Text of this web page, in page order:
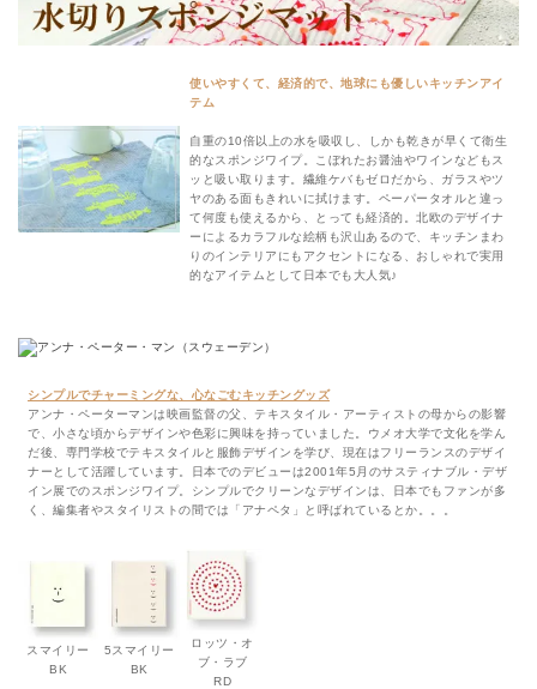
使いやすくて、経済的で、地球にも優しいキッチンアイ
テム
自重の10倍以上の水を吸収し、しかも乾きが早くて衛生
的なスポンジワイプ。こぼれたお醤油やワインなどもス
ッと吸い取ります。繊維ケバもゼロだから、ガラスやツ
ヤのある面もきれいに拭けます。ペーパータオルと違っ
て何度も使えるから、とっても経済的。北欧のデザイナ
ーによるカラフルな絵柄も沢山あるので、キッチンまわ
りのインテリアにもアクセントになる、おしゃれで実用
的なアイテムとして日本でも大人気♪
シンプルでチャーミングな、心なごむキッチングッズ
アンナ・ペーターマンは映画監督の父、テキスタイル・アーティストの母からの影響
で、小さな頃からデザインや色彩に興味を持っていました。ウメオ大学で文化を学ん
だ後、専門学校でテキスタイルと服飾デザインを学び、現在はフリーランスのデザイ
ナーとして活躍しています。日本でのデビューは2001年5月のサスティナブル・デザ
イン展でのスポンジワイプ。シンプルでクリーンなデザインは、日本でもファンが多
く、編集者やスタイリストの間では「アナペタ」と呼ばれているとか。。。
スマイリー
BK
5スマイリー
BK
ロッツ・オ
ブ・ラブ
RD